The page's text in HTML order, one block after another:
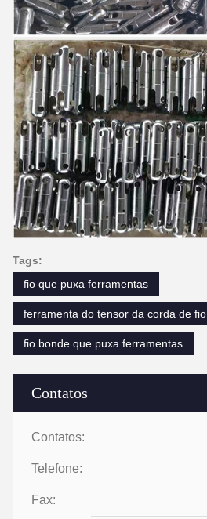
Contatos
Contatos:
Telefone:
Fax:
Tags:
fio que puxa ferramentas
ferramenta do tensor da corda de fio
fio bonde que puxa ferramentas